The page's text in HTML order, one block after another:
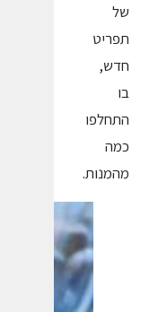
של
תפריט
חדש,
בו
התחלפו
כמה
מהמנות.